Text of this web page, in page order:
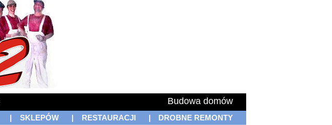
Budowa domów
| SKLEPÓW | RESTAURACJI |
DROBNE REMONTY